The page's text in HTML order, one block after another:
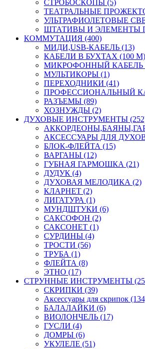
СТРОБОСКОПЫ (5)
ТЕАТРАЛЬНЫЕ
УЛЬТРАФИОЛЕТОВЫЕ
ШТАТИВЫ И ЭЛЕМЕНТЫ
КОММУТАЦИЯ (400)
МИДИ,USB-КАБЕЛЬ (13)
КАБЕЛИ В БУХТАХ (100 М)
МИКРОФОННЫЙ КАБЕЛЬ
МУЛЬТИКОРЫ (1)
ПЕРЕХОДНИКИ (41)
ПРОФЕССИОНАЛЬНЫЙ
РАЗЪЕМЫ (89)
ХОЗНУЖДЫ (2)
ДУХОВЫЕ ИНСТРУМЕНТЫ
АКСЕССУАРЫ ДЛЯ
БЛОК-ФЛЕЙТА (15)
ВАРГАНЫ (12)
ГУБНАЯ ГАРМОШКА (21)
ДУДУК (4)
ДУХОВАЯ МЕЛОДИКА (2)
КЛАРНЕТ (2)
ЛИГАТУРА (1)
МУНДШТУКИ (6)
САКСОФОН (2)
САКСОНЕТ (1)
СУРДИНЫ (4)
ТРОСТИ (56)
ТРУБА (1)
ФЛЕЙТА (8)
ЭТНО (17)
СТРУННЫЕ ИНСТРУМЕНТЫ
СКРИПКИ (39)
Аксессуары для скрипок
БАЛАЛАЙКИ (6)
ВИОЛОНЧЕЛЬ (17)
ГУСЛИ (4)
ДОМРЫ (6)
УКУЛЕЛЕ (51)